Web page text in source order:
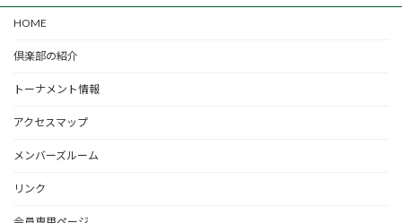
HOME
倶楽部の紹介
トーナメント情報
アクセスマップ
メンバーズルーム
リンク